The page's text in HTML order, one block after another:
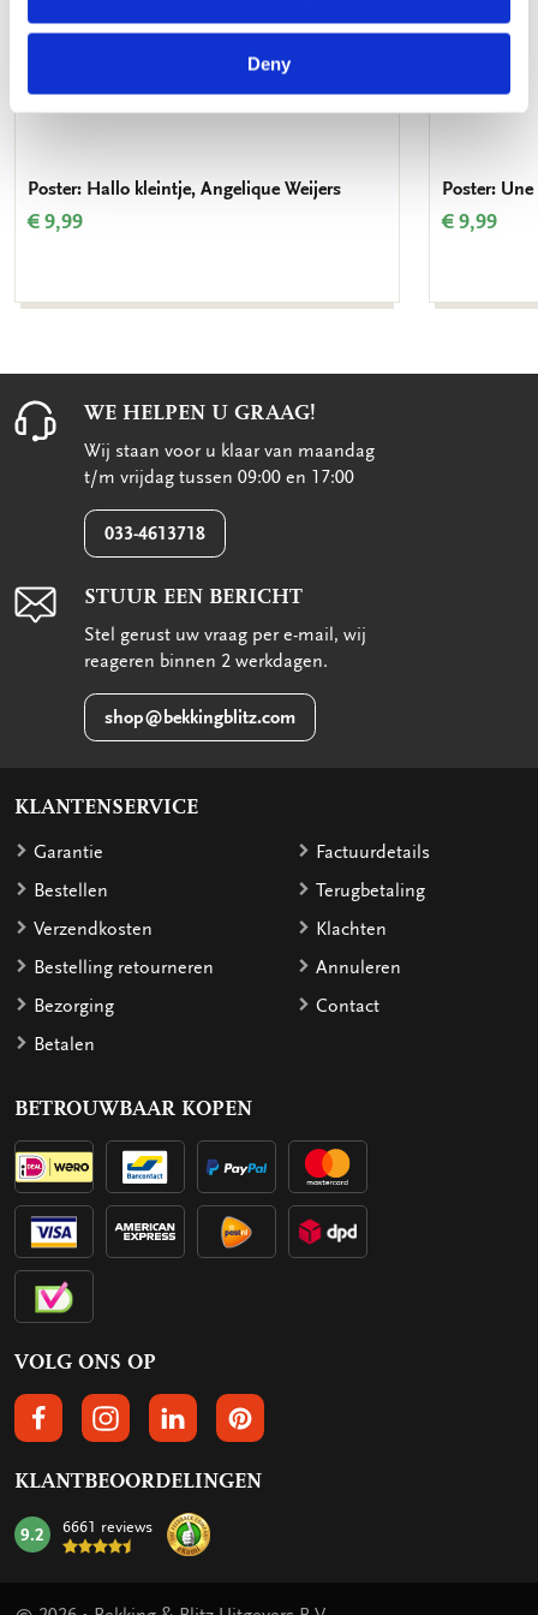
Deny
Poster: Hallo kleintje, Angelique Weijers
€ 9,99
Poster:
€ 9,99
WE HELPEN U GRAAG!
Wij staan voor u klaar van maandag
t/m vrijdag tussen 09:00 en 17:00
033-4613718
STUUR EEN BERICHT
Stel gerust uw vraag per e-mail, wij
reageren binnen 2 werkdagen.
shop@bekkingblitz.com
KLANTENSERVICE
Garantie
Bestellen
Verzendkosten
Bestelling retourneren
Bezorging
Betalen
Factuurdetails
Terugbetaling
Klachten
Annuleren
Contact
BETROUWBAAR KOPEN
VOLG ONS OP
VOLGS ONS OP FACEBOOK
VOLG ONS OP INSTAGRAM
VOLG ONS OP LINKEDIN
VOLG ONS OP PINTEREST
KLANTBEOORDELINGEN
mark:
9.2 6661 reviews